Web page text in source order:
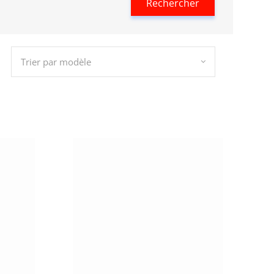
Rechercher
Trier par modèle